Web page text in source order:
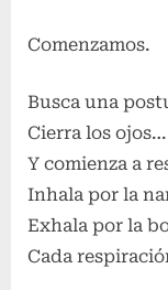
Comenzamos.
Busca una
Cierra los ojos…
Y comienza a
Inhala por la
Exhala por la
Cada